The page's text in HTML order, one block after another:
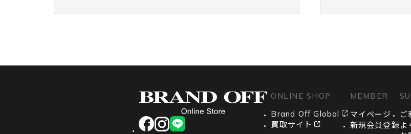
facebookinstagram
LINE
ONLINE SHOP
Brand Off Global
買取サイト
MEMBER
マイページ
新規会員登録
ご
よ